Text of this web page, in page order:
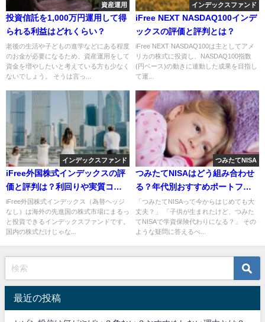
資産運用
投資信託を1,000万円運用して得
られる利益はどれくらい？
老後の生活や子どもの進学などにある程度
のお金が必要になるため、資産運用をして
資金を増やしたいと考えている方も少なく
ないでしょう。 そうは言っ...
インデックスファンド
iFree NEXT NASDAQ100インデ
ックスの評価と評判とは？
iFree NEXT NASDAQ100は主としてアメ
リカの株式に投資し、NASDAQ100指数
(円ベース)の動きに連動した成果を目指し
て運...
インデックスファンド
iFree外国株式インデックスの評
価と評判は？利回りや実質コス
トは魅力？
iFree外国株式インデックス（為替ヘッジ
なし）は海外の先進国の株式市場にまるっ
と投資できるインデックスファンドです。
国内の株式だけじゃな...
つみたてNISA
つみたてNISAはどう組み合わせ
る？年代別おすすめポートフォ
リオも紹介
「つみたてNISAって今からはじめても大
丈夫？」 「子供が生まれたけど、つみた
てNISAで学資保険代わりになる？」 その
ような疑問に答えるべ...
最近の投稿